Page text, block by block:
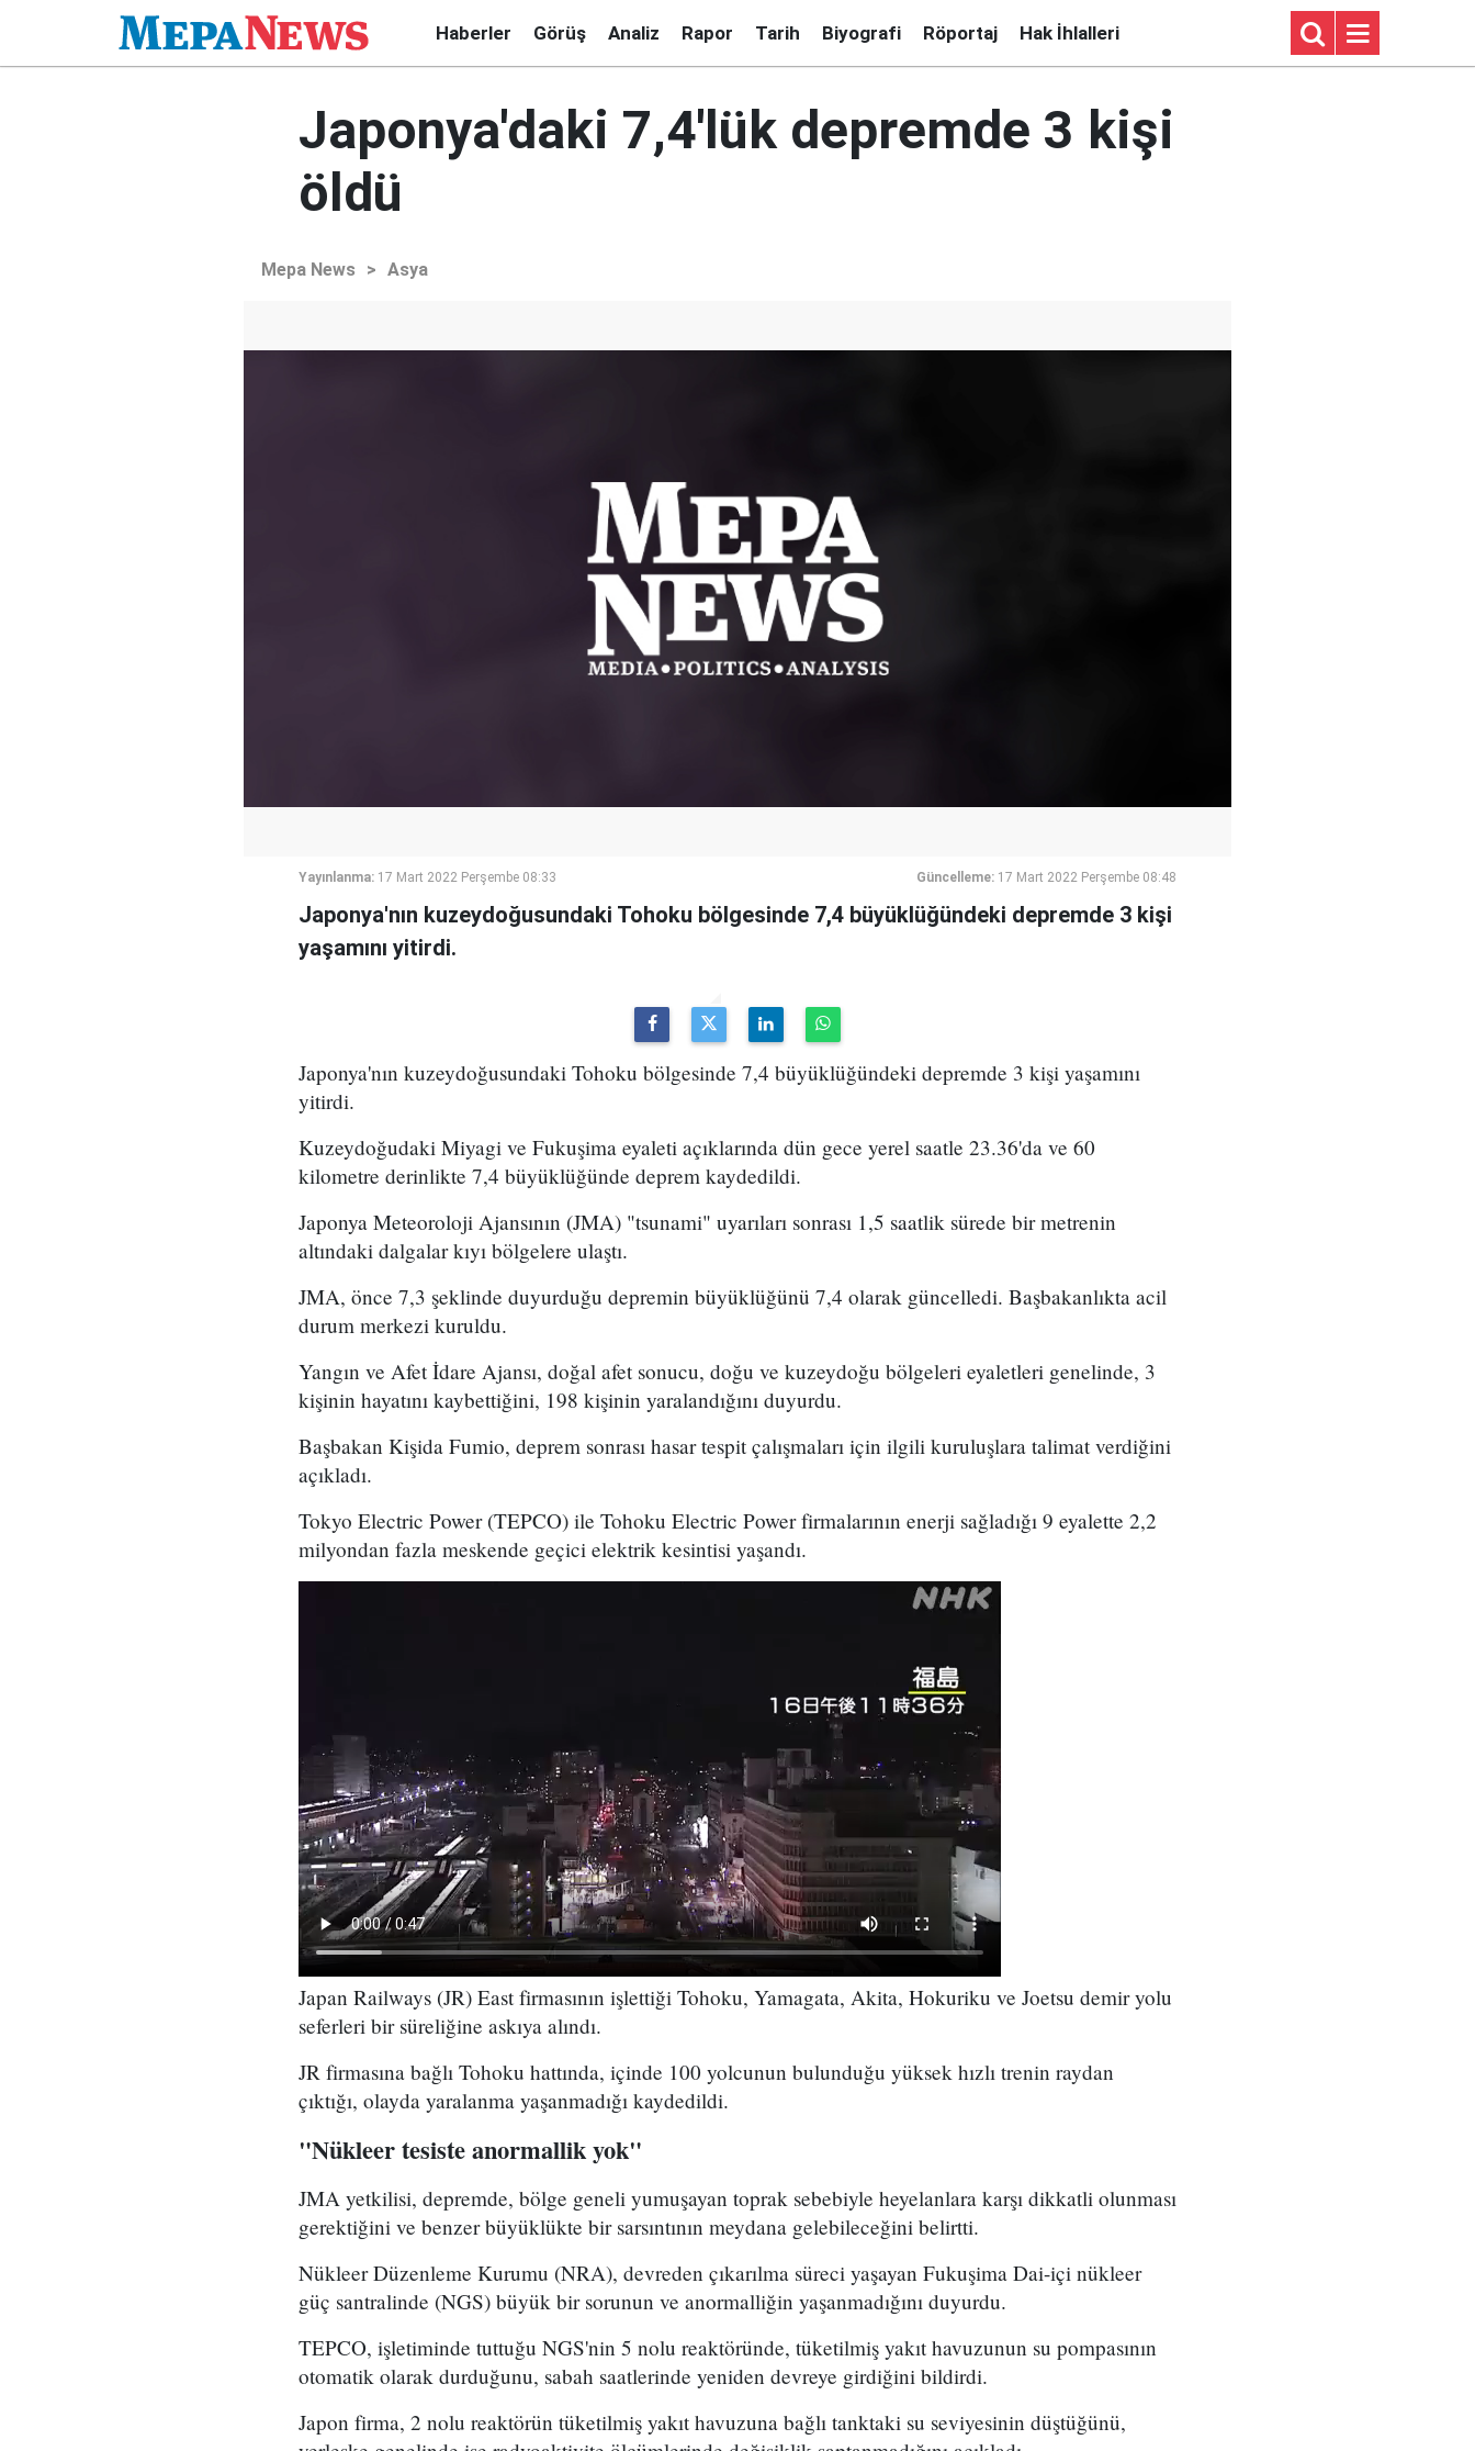
Haberler Görüş Analiz Rapor Tarih Biyografi Röportaj Hak İhlalleri
Japonya'daki 7,4'lük depremde 3 kişi
öldü
Mepa News > Asya
Yayınlanma: 17 Mart 2022 Perşembe 08:33 Güncelleme: 17 Mart 2022 Perşembe 08:48
Japonya'nın kuzeydoğusundaki Tohoku bölgesinde 7,4 büyüklüğündeki depremde 3 kişi
yaşamını yitirdi.
Japonya'nın kuzeydoğusundaki Tohoku bölgesinde 7,4 büyüklüğündeki depremde 3 kişi yaşamını
yitirdi.
Kuzeydoğudaki Miyagi ve Fukuşima eyaleti açıklarında dün gece yerel saatle 23.36'da ve 60
kilometre derinlikte 7,4 büyüklüğünde deprem kaydedildi.
Japonya Meteoroloji Ajansının (JMA) "tsunami" uyarıları sonrası 1,5 saatlik sürede bir metrenin
altındaki dalgalar kıyı bölgelere ulaştı.
JMA, önce 7,3 şeklinde duyurduğu depremin büyüklüğünü 7,4 olarak güncelledi. Başbakanlıkta acil
durum merkezi kuruldu.
Yangın ve Afet İdare Ajansı, doğal afet sonucu, doğu ve kuzeydoğu bölgeleri eyaletleri genelinde, 3
kişinin hayatını kaybettiğini, 198 kişinin yaralandığını duyurdu.
Başbakan Kişida Fumio, deprem sonrası hasar tespit çalışmaları için ilgili kuruluşlara talimat verdiğini
açıkladı.
Tokyo Electric Power (TEPCO) ile Tohoku Electric Power firmalarının enerji sağladığı 9 eyalette 2,2
milyondan fazla meskende geçici elektrik kesintisi yaşandı.
Japan Railways (JR) East firmasının işlettiği Tohoku, Yamagata, Akita, Hokuriku ve Joetsu demir yolu
seferleri bir süreliğine askıya alındı.
JR firmasına bağlı Tohoku hattında, içinde 100 yolcunun bulunduğu yüksek hızlı trenin raydan
çıktığı, olayda yaralanma yaşanmadığı kaydedildi.
"Nükleer tesiste anormallik yok"
JMA yetkilisi, depremde, bölge geneli yumuşayan toprak sebebiyle heyelanlara karşı dikkatli olunması
gerektiğini ve benzer büyüklükte bir sarsıntının meydana gelebileceğini belirtti.
Nükleer Düzenleme Kurumu (NRA), devreden çıkarılma süreci yaşayan Fukuşima Dai-içi nükleer
güç santralinde (NGS) büyük bir sorunun ve anormalliğin yaşanmadığını duyurdu.
TEPCO, işletiminde tuttuğu NGS'nin 5 nolu reaktöründe, tüketilmiş yakıt havuzunun su pompasının
otomatik olarak durduğunu, sabah saatlerinde yeniden devreye girdiğini bildirdi.
Japon firma, 2 nolu reaktörün tüketilmiş yakıt havuzuna bağlı tanktaki su seviyesinin düştüğünü,